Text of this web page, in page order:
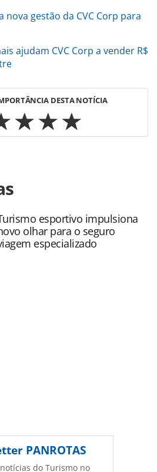
nova gestão da CVC Corp para
ajudam CVC Corp a vender R$
DESTA NOTÍCIA
gente/movimentacao/2023/
emprego-para-sao-paulo-e-
ou as ferramentas oferecidas na
produzido pela PANROTAS
legislação brasileira sobre direito
conteúdo sem autorização da
esportivo impulsiona
olhar para o seguro
especializado
PANROTAS
do Turismo no